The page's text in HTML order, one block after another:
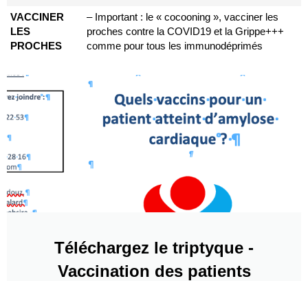
VACCINER
LES
PROCHES
– Important : le « cocooning », vacciner les
proches contre la COVID19 et la Grippe+++
comme pour tous les immunodéprimés
Téléchargez le triptyque -
Vaccination des patients